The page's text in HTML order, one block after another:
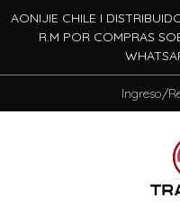
AONIJIE CHILE I
R.M POR COMPRAS
Ingreso/